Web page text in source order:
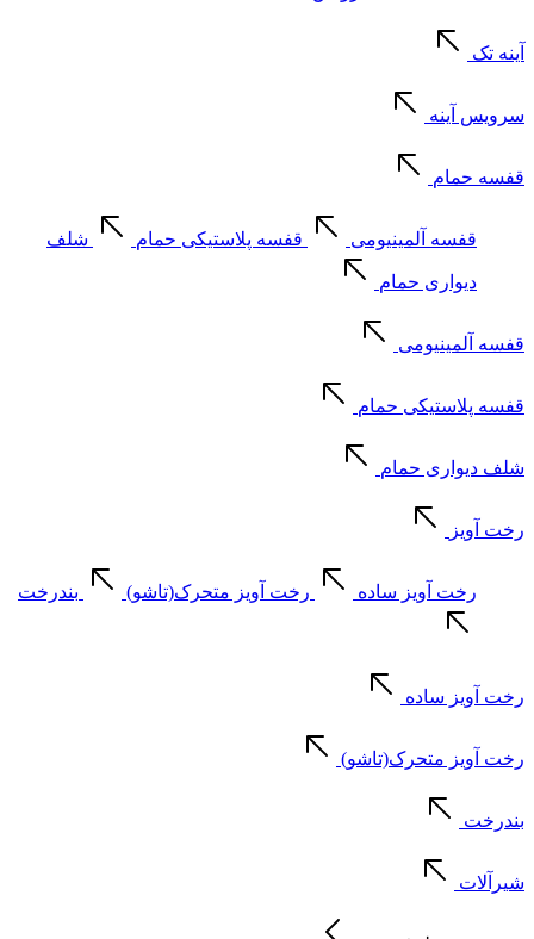
آینه تک
سرویس آینه
قفسه حمام
قفسه آلمینیومی قفسه پلاستیکی حمام شلف
دیواری حمام
قفسه آلمینیومی
قفسه پلاستیکی حمام
شلف دیواری حمام
رخت آویز
رخت آویز ساده رخت آویز متحرک(تاشو) بندرخت
رخت آویز ساده
رخت آویز متحرک(تاشو)
بندرخت
شیرآلات